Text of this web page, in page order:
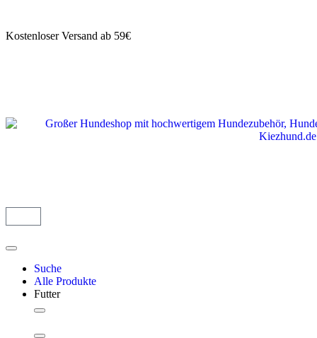
Kostenloser Versand ab 59€
Suche
Alle Produkte
Futter